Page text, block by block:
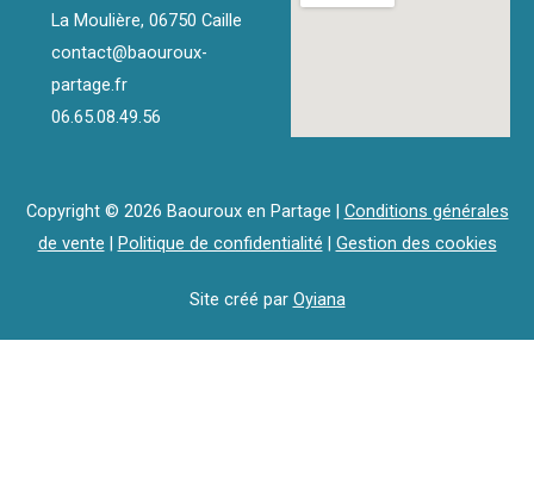
La Moulière, 06750 Caille
contact@baouroux-
partage.fr
06.65.08.49.56
Copyright © 2026 Baouroux en Partage | Conditions générales
de vente | Politique de confidentialité | Gestion des cookies
Site créé par Oyiana